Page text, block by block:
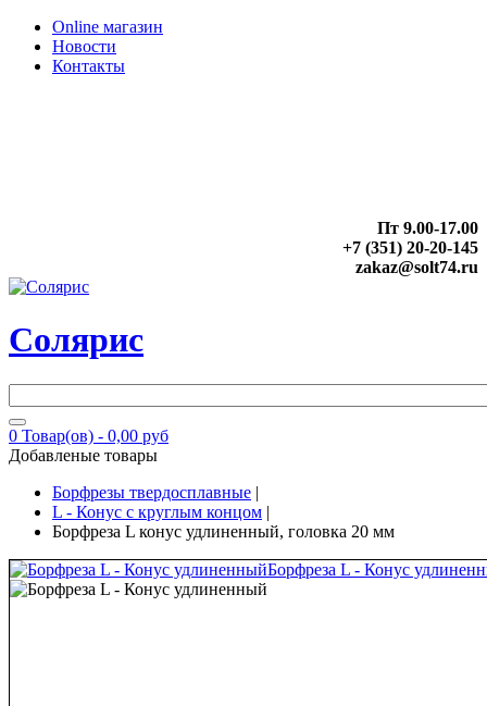
Online магазин
Новости
Контакты
Пт 9.00-17.00
+7 (351) 20-20-145
zakaz@solt74.ru
Солярис
0 Товар(ов) - 0,00 руб
Добавленые товары
Борфрезы твердосплавные |
L - Конус с круглым концом |
Борфреза L конус удлиненный, головка 20 мм
Борфреза L - Конус